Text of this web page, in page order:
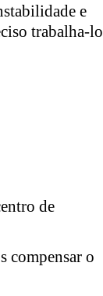
e
trabalha-lo
de
compensar o